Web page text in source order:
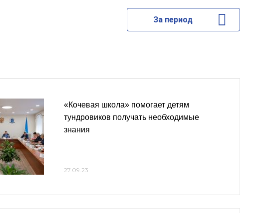
За период
«Кочевая школа» помогает детям
тундровиков получать необходимые
знания
27.09.23